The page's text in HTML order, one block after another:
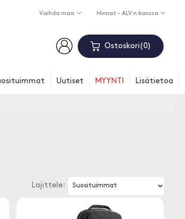
Vaihda maa Hinnat - ALV:n kanssa
Ostoskori 0
Uutiset MYYNTI Lisätietoa
Lajittele: